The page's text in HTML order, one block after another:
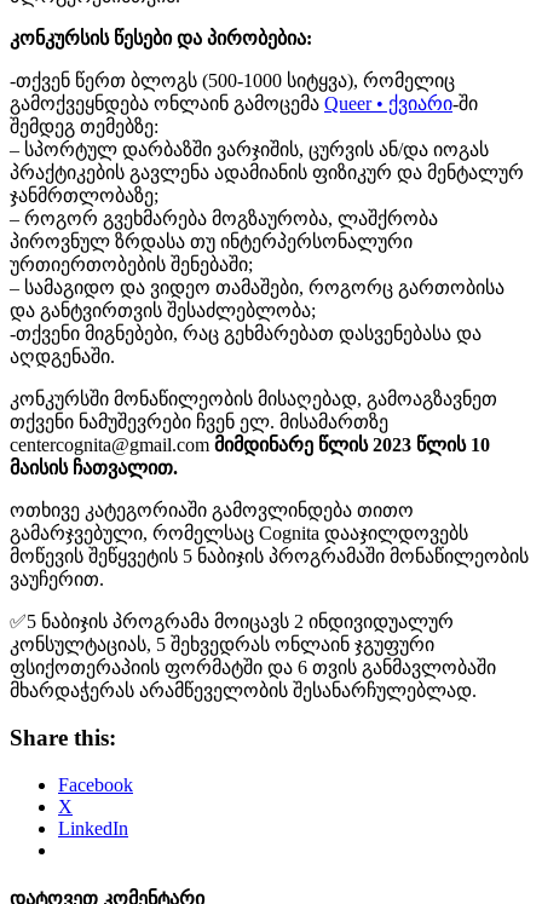
კონკურსის წესები და პირობებია:
-თქვენ წერთ ბლოგს (500-1000 სიტყვა), რომელიც
გამოქვეყნდება ონლაინ გამოცემა Queer • ქვიარი-ში
შემდეგ თემებზე:
– სპორტულ დარბაზში ვარჯიშის, ცურვის ან/და იოგას
პრაქტიკების გავლენა ადამიანის ფიზიკურ და მენტალურ
ჯანმრთლობაზე;
– როგორ გვეხმარება მოგზაურობა, ლაშქრობა
პიროვნულ ზრდასა თუ ინტერპერსონალური
ურთიერთობების შენებაში;
– სამაგიდო და ვიდეო თამაშები, როგორც გართობისა
და განტვირთვის შესაძლებლობა;
-თქვენი მიგნებები, რაც გეხმარებათ დასვენებასა და
აღდგენაში.
კონკურსში მონაწილეობის მისაღებად, გამოაგზავნეთ
თქვენი ნამუშევრები ჩვენ ელ. მისამართზე
centercognita@gmail.com მიმდინარე წლის 2023 წლის 10
მაისის ჩათვალით.
ოთხივე კატეგორიაში გამოვლინდება თითო
გამარჯვებული, რომელსაც Cognita დააჯილდოვებს
მოწევის შეწყვეტის 5 ნაბიჯის პროგრამაში მონაწილეობის
ვაუჩერით.
✅5 ნაბიჯის პროგრამა მოიცავს 2 ინდივიდუალურ
კონსულტაციას, 5 შეხვედრას ონლაინ ჯგუფური
ფსიქოთერაპიის ფორმატში და 6 თვის განმავლობაში
მხარდაჭერას არამწეველობის შესანარჩულებლად.
Share this:
Facebook
X
LinkedIn
დატოვეთ კომენტარი